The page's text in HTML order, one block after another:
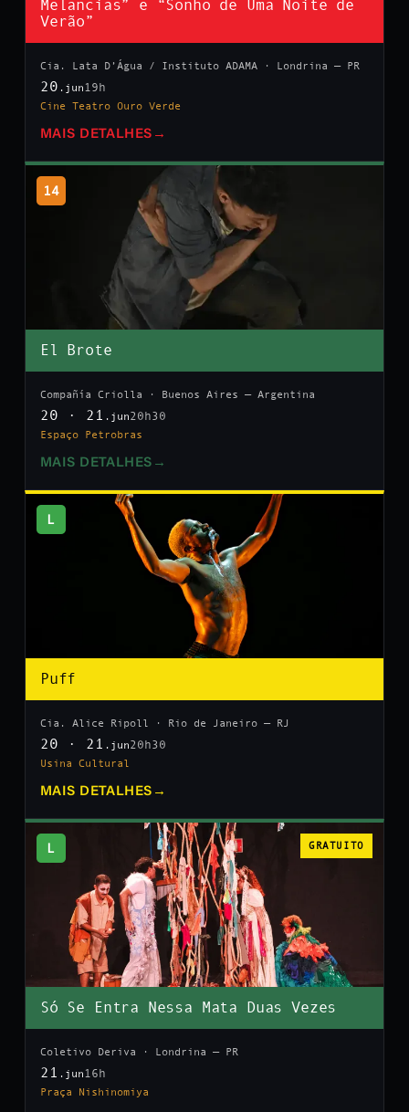
Melancias” e “Sonho de Uma Noite de
Verão”
Cia. Lata D’Água / Instituto ADAMA · Londrina — PR
20 .jun 19h
Cine Teatro Ouro Verde
MAIS DETALHES →
14
El Brote
Compañía Criolla · Buenos Aires — Argentina
20 · 21 .jun20h30
Espaço Petrobras
MAIS DETALHES →
L
Puff
Cia. Alice Ripoll · Rio de Janeiro — RJ
20 · 21 .jun20h30
Usina Cultural
MAIS DETALHES →
L GRATUITO
Só Se Entra Nessa Mata Duas Vezes
Coletivo Deriva · Londrina — PR
21 .jun 16h
Praça Nishinomiya